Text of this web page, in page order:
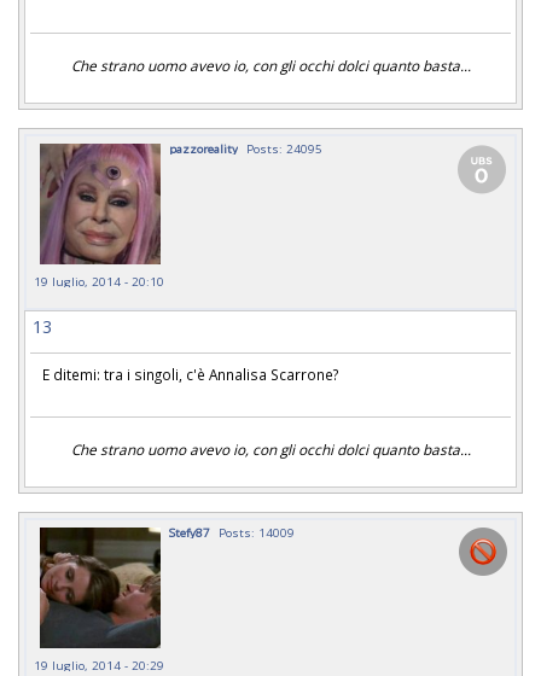
Che strano uomo avevo io, con gli occhi dolci quanto basta...
pazzoreality Posts: 24095
19 luglio, 2014 - 20:10
13
E ditemi: tra i singoli, c'è Annalisa Scarrone?
Che strano uomo avevo io, con gli occhi dolci quanto basta...
Stefy87 Posts: 14009
19 luglio, 2014 - 20:29